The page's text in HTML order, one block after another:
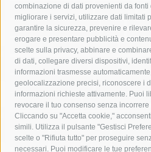
combinazione di dati provenienti da fonti
migliorare i servizi, utilizzare dati limitati
garantire la sicurezza, prevenire e
erogare e presentare pubblicità e
scelte sulla privacy, abbinare e
di dati, collegare diversi dispositivi,
informazioni trasmesse
geolocalizzazione precisi, riconoscere i
informazioni richieste attivamente. Puoi
revocare il tuo consenso senza
Cliccando su "Accetta cookie,"
simili. Utilizza il pulsante "Gestisci
scelte o "Rifiuta tutto" per proseguire
necessari. Puoi modificare le tue
costiera amalfitana
covid-19
fondazione sorrento
gori
lavori
lorenzo balducelli mare
massimo coppola
Meta napoli
penisola sorrentina
piano di
protezione civile
Regione
sindaco cuomo
sorrento
turismo
Vico Equense villa